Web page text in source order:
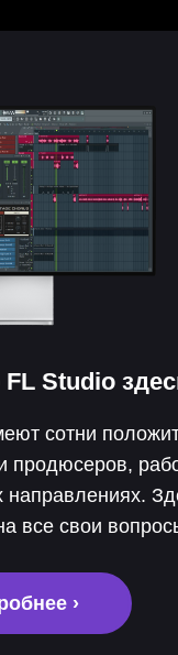
сотни
продюсеров,
направлениях.
все свои
›
FL Studio